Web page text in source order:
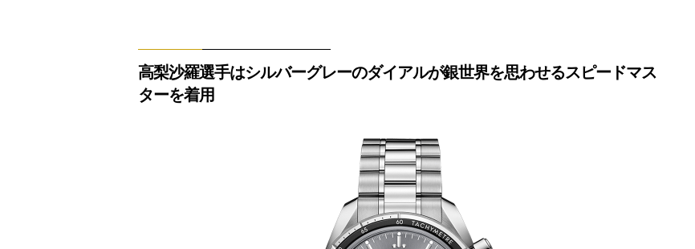
高梨沙羅選手はシルバーグレーのダイアルが銀世界を思わせるスピードマス
ターを着用